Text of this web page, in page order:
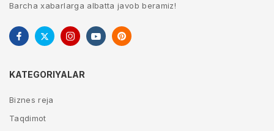
Barcha xabarlarga albatta javob beramiz!
KATEGORIYALAR
Biznes reja
Taqdimot